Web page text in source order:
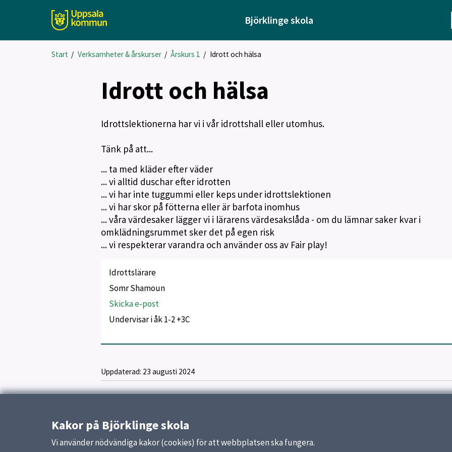
Björklinge skola
Start / Verksamheter & årskurser/ Årskurs 1 / Idrott och hälsa
Idrott och hälsa
Idrottslektionerna har vi i vår idrottshall eller utomhus.
Tänk på att...
... ta med kläder efter väder
... vi alltid duschar efter idrotten
... vi har inte tuggummi eller keps under idrottslektionen
... vi har skor på fötterna eller är barfota inomhus
... våra värdesaker lägger vi i lärarens värdesakslåda - om du lämnar saker kvar i
omklädningsrummet sker det på egen risk
... vi respekterar varandra och använder oss av Fair play!
Idrottslärare
Somr Shamoun
Skicka e-post
Undervisar i åk 1-2 +3C
Uppdaterad: 23 augusti 2024
Kakor på Björklinge skola
Vi använder nödvändiga kakor (cookies) för att webbplatsen ska fungera.